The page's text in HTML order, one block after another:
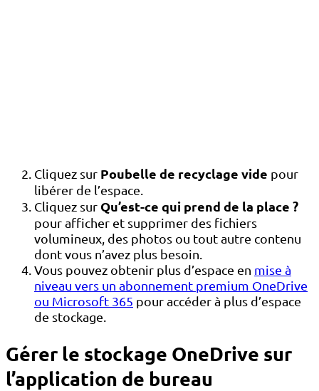
Cliquez sur Poubelle de recyclage vide pour
libérer de l’espace.
Cliquez sur Qu’est-ce qui prend de la place ?
pour afficher et supprimer des fichiers
volumineux, des photos ou tout autre contenu
dont vous n’avez plus besoin.
Vous pouvez obtenir plus d’espace en mise à
niveau vers un abonnement premium OneDrive
ou Microsoft 365 pour accéder à plus d’espace
de stockage.
Gérer le stockage OneDrive sur
l’application de bureau